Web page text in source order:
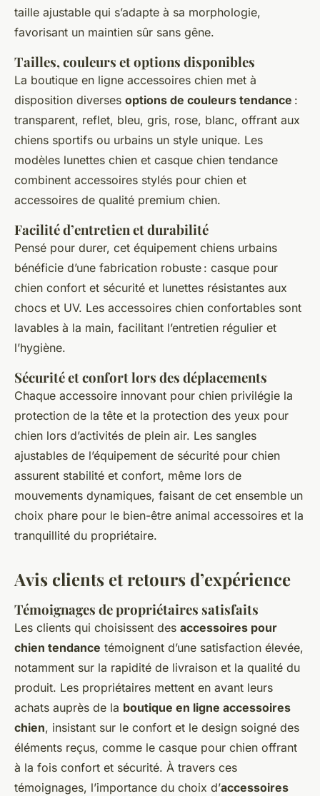
taille ajustable qui s’adapte à sa morphologie,
favorisant un maintien sûr sans gêne.
Tailles, couleurs et options disponibles
La boutique en ligne accessoires chien met à
disposition diverses options de couleurs tendance :
transparent, reflet, bleu, gris, rose, blanc, offrant aux
chiens sportifs ou urbains un style unique. Les
modèles lunettes chien et casque chien tendance
combinent accessoires stylés pour chien et
accessoires de qualité premium chien.
Facilité d’entretien et durabilité
Pensé pour durer, cet équipement chiens urbains
bénéficie d’une fabrication robuste : casque pour
chien confort et sécurité et lunettes résistantes aux
chocs et UV. Les accessoires chien confortables sont
lavables à la main, facilitant l’entretien régulier et
l’hygiène.
Sécurité et confort lors des déplacements
Chaque accessoire innovant pour chien privilégie la
protection de la tête et la protection des yeux pour
chien lors d’activités de plein air. Les sangles
ajustables de l’équipement de sécurité pour chien
assurent stabilité et confort, même lors de
mouvements dynamiques, faisant de cet ensemble un
choix phare pour le bien-être animal accessoires et la
tranquillité du propriétaire.
Avis clients et retours d’expérience
Témoignages de propriétaires satisfaits
Les clients qui choisissent des accessoires pour
chien tendance témoignent d’une satisfaction élevée,
notamment sur la rapidité de livraison et la qualité du
produit. Les propriétaires mettent en avant leurs
achats auprès de la boutique en ligne accessoires
chien, insistant sur le confort et le design soigné des
éléments reçus, comme le casque pour chien offrant
à la fois confort et sécurité. À travers ces
témoignages, l’importance du choix d’accessoires